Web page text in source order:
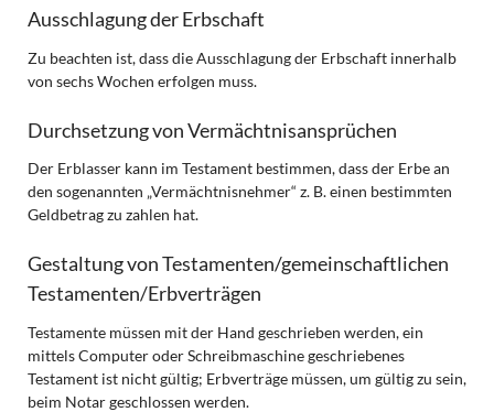
Ausschlagung der Erbschaft
Zu beachten ist, dass die Ausschlagung der Erbschaft innerhalb
von sechs Wochen erfolgen muss.
Durchsetzung von Vermächtnisansprüchen
Der Erblasser kann im Testament bestimmen, dass der Erbe an
den sogenannten „Vermächtnisnehmer“ z. B. einen bestimmten
Geldbetrag zu zahlen hat.
Gestaltung von Testamenten/gemeinschaftlichen
Testamenten/Erbverträgen
Testamente müssen mit der Hand geschrieben werden, ein
mittels Computer oder Schreibmaschine geschriebenes
Testament ist nicht gültig; Erbverträge müssen, um gültig zu sein,
beim Notar geschlossen werden.